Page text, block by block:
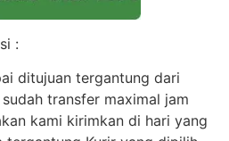
:
ditujuan tergantung dari
transfer maximal jam
kami kirimkan di hari yang